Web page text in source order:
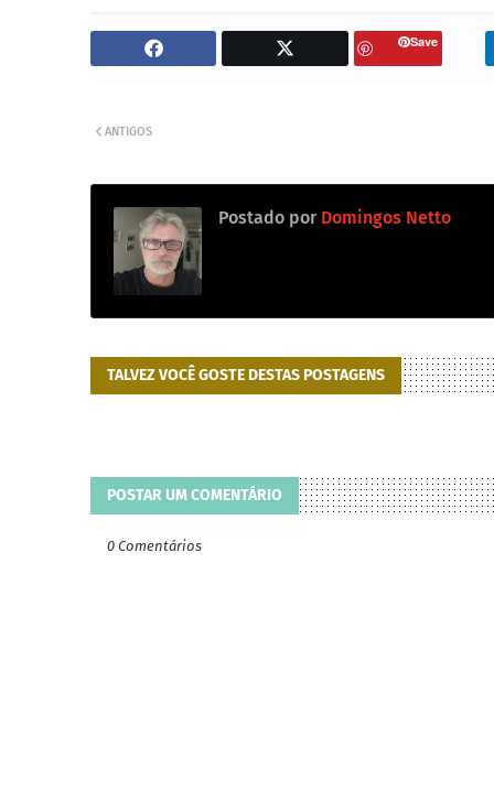
Save
ANTIGOS
Postado por Domingos Netto
TALVEZ VOCÊ GOSTE DESTAS POSTAGENS
POSTAR UM COMENTÁRIO
0 Comentários